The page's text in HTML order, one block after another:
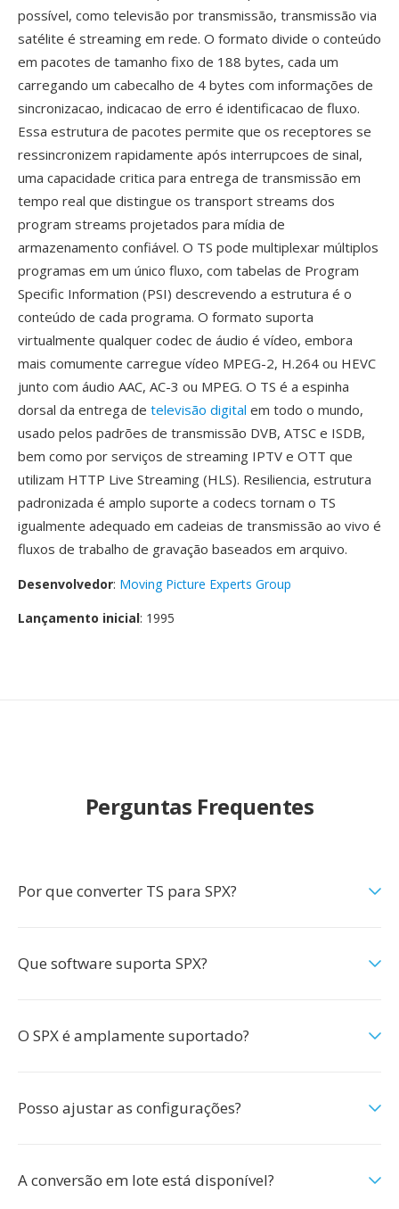
possível, como televisão por transmissão, transmissão via
satélite é streaming em rede. O formato divide o conteúdo
em pacotes de tamanho fixo de 188 bytes, cada um
carregando um cabecalho de 4 bytes com informações de
sincronizacao, indicacao de erro é identificacao de fluxo.
Essa estrutura de pacotes permite que os receptores se
ressincronizem rapidamente após interrupcoes de sinal,
uma capacidade critica para entrega de transmissão em
tempo real que distingue os transport streams dos
program streams projetados para mídia de
armazenamento confiável. O TS pode multiplexar múltiplos
programas em um único fluxo, com tabelas de Program
Specific Information (PSI) descrevendo a estrutura é o
conteúdo de cada programa. O formato suporta
virtualmente qualquer codec de áudio é vídeo, embora
mais comumente carregue vídeo MPEG-2, H.264 ou HEVC
junto com áudio AAC, AC-3 ou MPEG. O TS é a espinha
dorsal da entrega de televisão digital em todo o mundo,
usado pelos padrões de transmissão DVB, ATSC e ISDB,
bem como por serviços de streaming IPTV e OTT que
utilizam HTTP Live Streaming (HLS). Resiliencia, estrutura
padronizada é amplo suporte a codecs tornam o TS
igualmente adequado em cadeias de transmissão ao vivo é
fluxos de trabalho de gravação baseados em arquivo.
Desenvolvedor: Moving Picture Experts Group
Lançamento inicial: 1995
Perguntas Frequentes
Por que converter TS para SPX?
Que software suporta SPX?
O SPX é amplamente suportado?
Posso ajustar as configurações?
A conversão em lote está disponível?